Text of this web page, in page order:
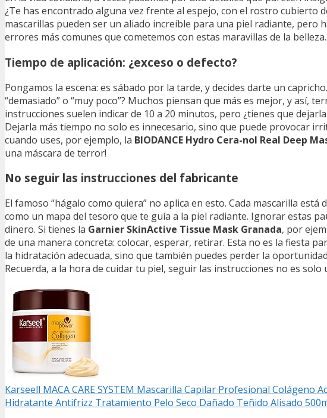
¿Te has encontrado alguna vez frente al espejo, con el rostro cubierto
mascarillas pueden ser un aliado increíble para una piel radiante, pero
errores más comunes que cometemos con estas maravillas de la belleza.
Tiempo de aplicación: ¿exceso o defecto?
Pongamos la escena: es sábado por la tarde, y decides darte un
“demasiado” o “muy poco”? Muchos piensan que más es mejor, y así,
instrucciones suelen indicar de 10 a 20 minutos, pero ¿tienes que
Dejarla más tiempo no solo es innecesario, sino que puede provocar
cuando uses, por ejemplo, la BIODANCE Hydro Cera-nol Real Deep
una máscara de terror!
No seguir las instrucciones del fabricante
El famoso “hágalo como quiera” no aplica en esto. Cada mascarilla
como un mapa del tesoro que te guía a la piel radiante. Ignorar estas
dinero. Si tienes la Garnier SkinActive Tissue Mask Granada, por
de una manera concreta: colocar, esperar, retirar. Esta no es la fiesta
la hidratación adecuada, sino que también puedes perder la
Recuerda, a la hora de cuidar tu piel, seguir las instrucciones no es solo
Karseell MACA CARE SYSTEM Mascarilla Capilar Profesional
Hidratante Antifrizz Tratamiento Pelo Seco Dañado Teñido Alisado